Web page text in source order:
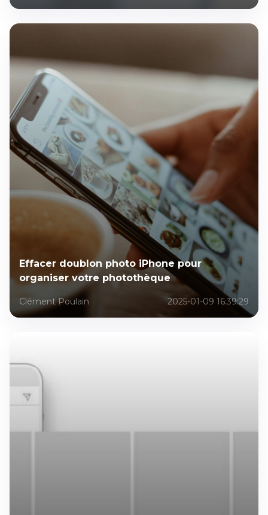
Effacer doublon photo iPhone pour
organiser votre photothèque
Clément Poulain 2025-01-09 16:39:29